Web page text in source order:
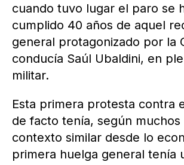
cuando tuvo lugar el paro se
cumplido 40 años de aquel
general protagonizado por la
conducía Saúl Ubaldini, en
militar.
Esta primera protesta contra
de facto tenía, según muchos
contexto similar desde lo
primera huelga general tenía